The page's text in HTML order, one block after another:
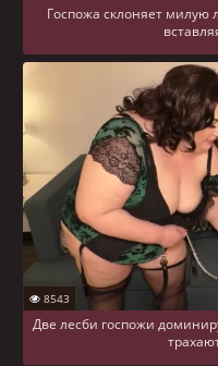
Госпожа склоняет милую
8543
Две лесби госпожи